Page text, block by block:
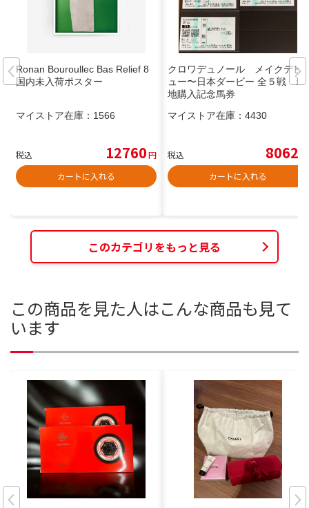
Ronan Bouroullec Bas Relief 8
国内未入荷ポスター
マイストア在庫： 1566
税込 12760円
カートに入れる
クロワデュノール メイクデビ
ュー〜日本ダービー 全５戦 現
地購入記念馬券
マイストア在庫： 4430
税込 8062
カートに入れる
このカテゴリをもっと見る
この商品を見た人はこんな商品も見て
います